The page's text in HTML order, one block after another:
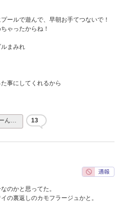
ールで遊んで、早朝お手てつないで！
ゃったからね！
まみれ
事にしてくれるから
ん… 13
のかと思ってた。
の裏返しのカモフラージュかと。